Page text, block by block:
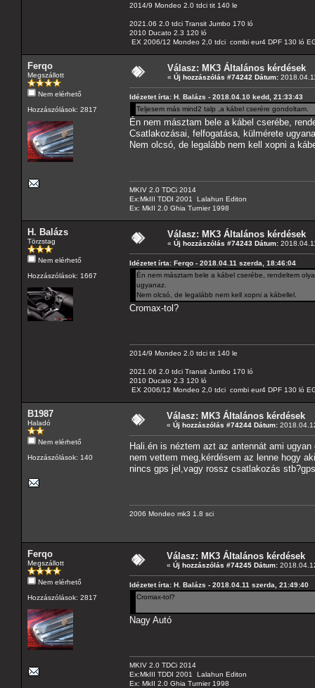
2014/9 Mondeo 2.0 tdci tit 140 le
2021.06 2.0 tdci Transit Jumbo 170 ló
2010 Ducato 2.3 120 ló
EX 2006/12 Mondeo 2,0 tdci combi eur4 DPF 130 ló
Ferqo
Megszállott
Nem elérhető
Hozzászólások: 2817
Válasz: MK3 Általános kérdések
« Új hozzászólás #74242 Dátum:
Idézetet írta: H. Balázs - 2018.04.10 kedd, 21:33:43
Teljesem más mind2 talp ,a kábel cserére gondoltam.
Én nem másztam bele a kábel cserébe,
Csatlakozásai, felfogatása, külmérete
Nem olcsó, de legalább nem kell xopni a
MKIV 2.0 TDCi 2014
Ex:MkIII TDDI 2001 Lalahun Editon
Ex: MkII 2.0 Ghia Turnier 1998
H. Balázs
Törzstag
Nem elérhető
Hozzászólások: 1667
Válasz: MK3 Általános kérdések
« Új hozzászólás #74243 Dátum:
Idézetet írta: Ferqo - 2018.04.11 szerda, 18:46:04
Én nem másztam bele a kábel cserébe, rendeltem
ugyanaz.
Nem olcsó, de legalább nem kell xopni a kábellel.
Cromax-tol?
2014/9 Mondeo 2.0 tdci tit 140 le
2021.06 2.0 tdci Transit Jumbo 170 ló
2010 Ducato 2.3 120 ló
EX 2006/12 Mondeo 2,0 tdci combi eur4 DPF 130 ló
B1987
Haladó
Nem elérhető
Hozzászólások: 140
Válasz: MK3 Általános kérdések
« Új hozzászólás #74244 Dátum:
Hali.én is néztem azt az antennát ami
nem vettem meg,kérdésem az lenne hogy
nincs gps jel,vagy rossz csatlakozás
2006 Mondeo mk3 1.8 sci
Ferqo
Megszállott
Nem elérhető
Hozzászólások: 2817
Válasz: MK3 Általános kérdések
« Új hozzászólás #74245 Dátum:
Idézetet írta: H. Balázs - 2018.04.11 szerda, 21:49:40
Cromax-tol?
Nagy Autó
MKIV 2.0 TDCi 2014
Ex:MkIII TDDI 2001 Lalahun Editon
Ex: MkII 2.0 Ghia Turnier 1998